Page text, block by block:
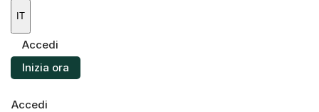
IT
Accedi
Inizia ora
Accedi